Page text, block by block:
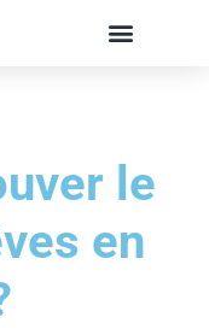
le
en